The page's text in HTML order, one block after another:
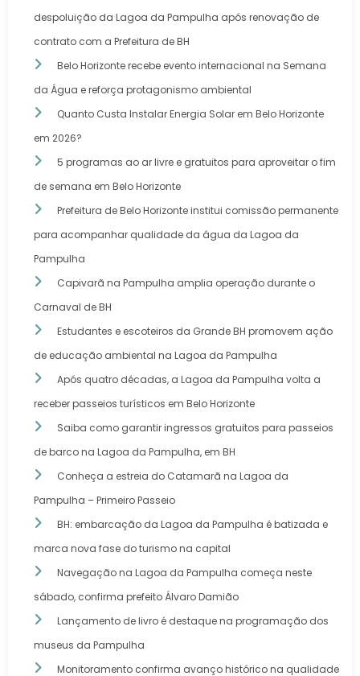
despoluição da Lagoa da Pampulha após renovação de
contrato com a Prefeitura de BH
Belo Horizonte recebe evento internacional na Semana
da Água e reforça protagonismo ambiental
Quanto Custa Instalar Energia Solar em Belo Horizonte
em 2026?
5 programas ao ar livre e gratuitos para aproveitar o fim
de semana em Belo Horizonte
Prefeitura de Belo Horizonte institui comissão permanente
para acompanhar qualidade da água da Lagoa da
Pampulha
Capivarã na Pampulha amplia operação durante o
Carnaval de BH
Estudantes e escoteiros da Grande BH promovem ação
de educação ambiental na Lagoa da Pampulha
Após quatro décadas, a Lagoa da Pampulha volta a
receber passeios turísticos em Belo Horizonte
Saiba como garantir ingressos gratuitos para passeios
de barco na Lagoa da Pampulha, em BH
Conheça a estreia do Catamarã na Lagoa da
Pampulha – Primeiro Passeio
BH: embarcação da Lagoa da Pampulha é batizada e
marca nova fase do turismo na capital
Navegação na Lagoa da Pampulha começa neste
sábado, confirma prefeito Álvaro Damião
Lançamento de livro é destaque na programação dos
museus da Pampulha
Monitoramento confirma avanço histórico na qualidade